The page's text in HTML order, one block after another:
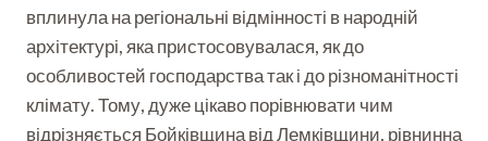
вплинула на регіональні відмінності в народній
архітектурі, яка пристосовувалася, як до
особливостей господарства так і до різноманітності
клімату. Тому, дуже цікаво порівнювати чим
відрізняється Бойківщина від Лемківщини, рівнинна